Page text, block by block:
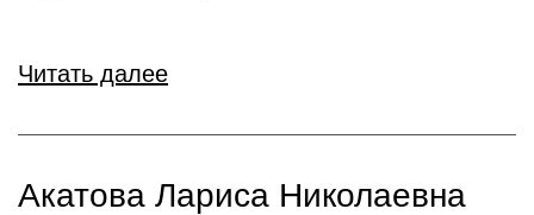
Читать далее
Акатова Лариса Николаевна